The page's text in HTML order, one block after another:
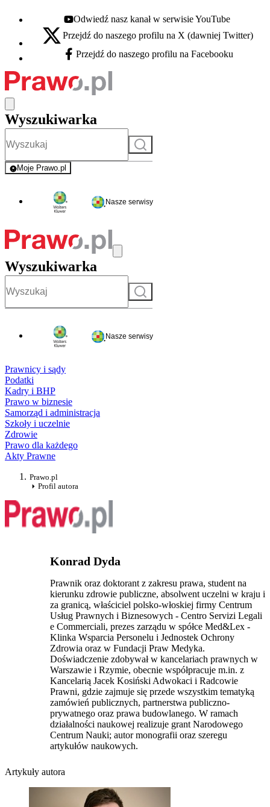
Youtube - otwiera się w nowej karcie
Odwiedź nasz kanał w serwisie YouTube
X - otwiera się w nowej karcie
Przejdź do naszego profilu na X (dawniej Twitter)
Facebook - otwiera się w nowej karcie
Przejdź do naszego profilu na Facebooku
Wyszukiwarka
Szukaj
Moje Prawo.pl
- rejestracja i logowanie do serwisu
Nasze serwisy
Wyszukiwarka
Szukaj
Nasze serwisy
Prawnicy i sądy
Podatki
Kadry i BHP
Prawo w biznesie
Samorząd i administracja
Szkoły i uczelnie
Zdrowie
Prawo dla każdego
Akty Prawne
Prawo.pl
Profil autora
Konrad Dyda
Prawnik oraz doktorant z zakresu prawa, student na
kierunku zdrowie publiczne, absolwent uczelni w kraju i
za granicą, właściciel polsko-włoskiej firmy Centrum
Usług Prawnych i Biznesowych - Centro Servizi Legali
e Commerciali, prezes zarządu w spółce Med&Lex -
Klinka Wsparcia Personelu i Jednostek Ochrony
Zdrowia oraz w Fundacji Praw Medyka.
Doświadczenie zdobywał w kancelariach prawnych w
Warszawie i Rzymie, obecnie współpracuje m.in. z
Kancelarią Jacek Kosiński Adwokaci i Radcowie
Prawni, gdzie zajmuje się przede wszystkim tematyką
zamówień publicznych, partnerstwa publiczno-
prywatnego oraz prawa budowlanego. W ramach
działalności naukowej realizuje grant Narodowego
Centrum Nauki; autor monografii oraz szeregu
artykułów naukowych.
Artykuły autora